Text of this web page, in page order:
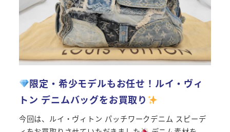
限定・希少モデルもお任せ！ルイ・ヴィ
トン デニムバッグをお買取り
今回は、ルイ・ヴィトン パッチワークデニム スピーデ